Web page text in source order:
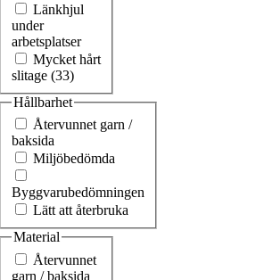
Länkhjul
under
arbetsplatser
Mycket hårt
slitage (33)
Hållbarhet
Återvunnet garn /
baksida
Miljöbedömda
Byggvarubedömningen
Lätt att återbruka
Material
Återvunnet
garn / baksida